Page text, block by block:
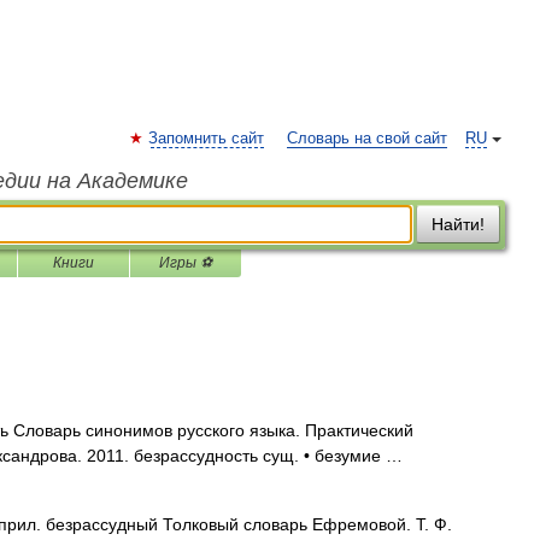
RU
Запомнить сайт Словарь на свой сайт
на Академике
Найти!
Книги Игры ⚽
синонимов русского языка. Практический
2011. безрассудность сущ. • безумие …
безрассудный Толковый словарь Ефремовой. Т. Ф.